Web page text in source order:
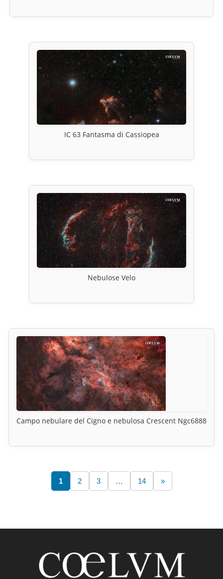
IC 63 Fantasma di Cassiopea
Nebulose Velo
Campo nebulare del Cigno e nebulosa Crescent Ngc6888
1 2 3 … 14 »